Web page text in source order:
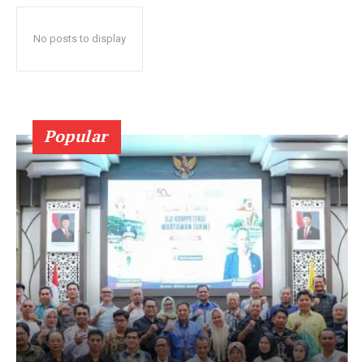
No posts to display
Popular